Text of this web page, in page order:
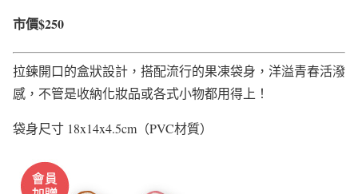
市價$250
拉鍊開口的盒狀設計，搭配流行的果凍袋身，洋溢青春活潑
感，不管是收納化妝品或各式小物都用得上！
袋身尺寸 18x14x4.5cm（PVC材質）